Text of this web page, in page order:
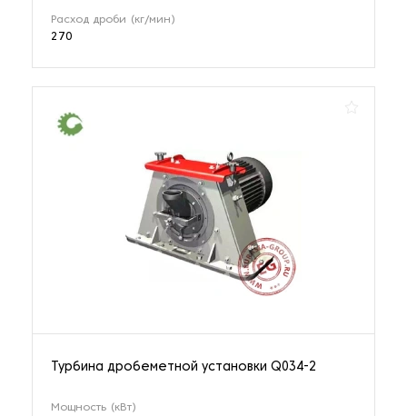
Расход дроби (кг/мин)
270
Турбина дробеметной установки Q034-2
Мощность (кВт)